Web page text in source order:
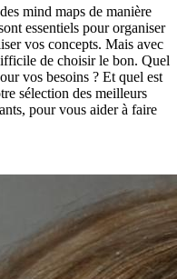
mind maps de manière
essentiels pour organiser
vos concepts. Mais avec
de choisir le bon. Quel
vos besoins ? Et quel est
sélection des meilleurs
pour vous aider à faire